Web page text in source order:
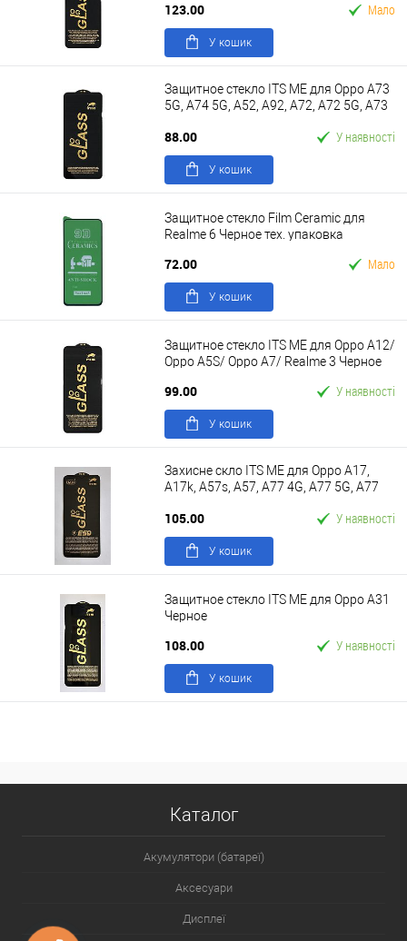
123.00 Мало
У кошик
Защитное стекло ITS ME для Oppo A73
5G, A74 5G, A52, A92, A72, A72 5G, A73
88.00 У наявності
У кошик
Защитное стекло Film Ceramic для
Realme 6 Черное тех. упаковка
72.00 Мало
У кошик
Защитное стекло ITS ME для Oppo A12/
Oppo A5S/ Oppo A7/ Realme 3 Черное
99.00 У наявності
У кошик
Захисне скло ITS ME для Oppo A17,
A17k, A57s, A57, A77 4G, A77 5G, A77
105.00 У наявності
У кошик
Защитное стекло ITS ME для Oppo A31
Черное
108.00 У наявності
У кошик
Каталог
Акумулятори (батареї)
Аксесуари
Дисплеї